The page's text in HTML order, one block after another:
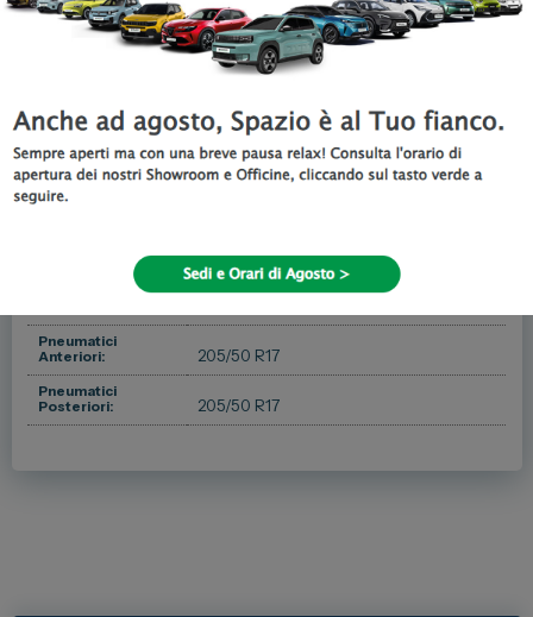
Dimensione
Bagagliaio:
310 litri
44 litri
Porte:
5
Massa a pieno
carico:
1151 kg
Pneumatici
Anteriori:
205/50 R17
Pneumatici
Posteriori:
205/50 R17